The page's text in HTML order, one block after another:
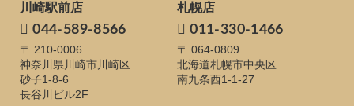
川崎駅前店
044-589-8566
〒 210-0006
神奈川県川崎市川崎区
砂子1-8-6
長谷川ビル2F
札幌店
011-330-1466
〒 064-0809
北海道札幌市中央区
南九条西1-1-27